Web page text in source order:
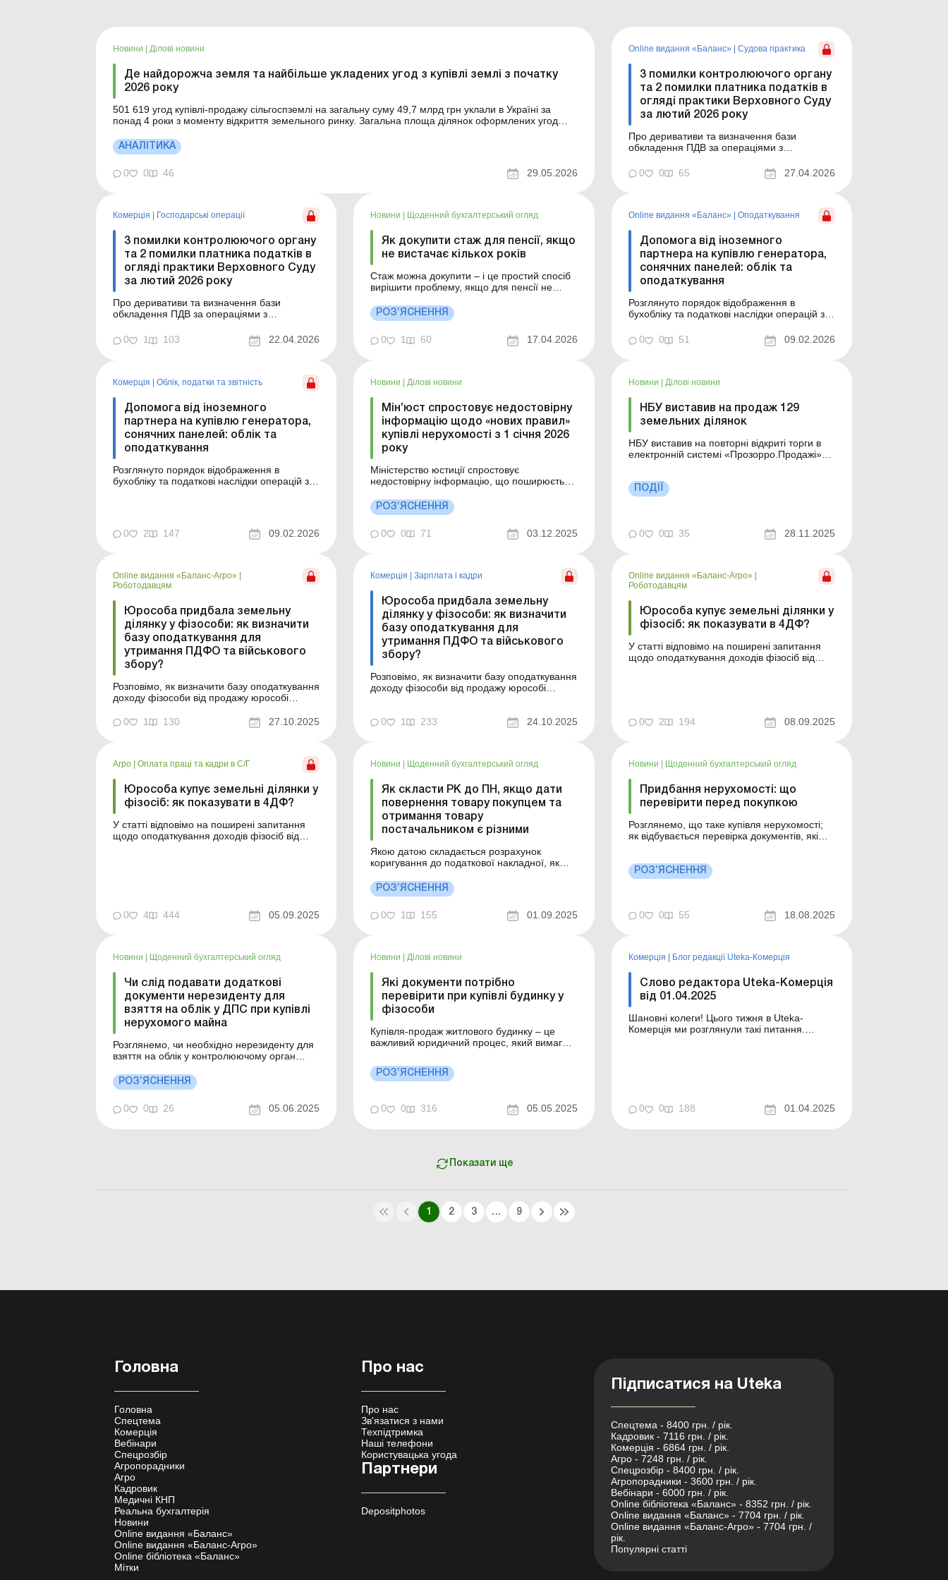
Новини Ділові новини
Де найдорожча земля та найбільше укладених угод з купівлі землі з початку
2026 року
501 619 угод купівлі-продажу сільгоспземлі на загальну суму 49,7 млрд грн уклали в Україні за
понад 4 роки з моменту відкриття земельного ринку. Загальна площа ділянок оформлених угод
нерезиденти: які земельні діл...
АНАЛІТИКА
0 0 46 29.05.2026
Online видання «Баланс» Судова практика
3 помилки контролюючого органу
та 2 помилки платника податків в
огляді практики Верховного Суду
за лютий 2026 року
Про деривативи та визначення бази
обкладення ПДВ за операціями з
законність проведення перевірки на підставі
наказу, у якому відсутні відомості про
читайте в іноді несподіваних висновка...
0 0 65 27.04.2026
Комерція Господарські операції
3 помилки контролюючого органу
та 2 помилки платника податків в
огляді практики Верховного Суду
за лютий 2026 року
Про деривативи та визначення бази
обкладення ПДВ за операціями з
законність проведення перевірки на підставі
наказу, у якому відсутні відомості про
читайте в іноді несподіваних висновках ...
0 1 103 22.04.2026
Новини Щоденний бухгалтерський огляд
Як докупити стаж для пенсії, якщо
не вистачає кількох років
Стаж можна докупити – і це простий спосіб
вирішити проблему, якщо для пенсії не
сплачуєте єдиний внесок на
загальнообов’язкове державне соціальне
страхування за ті періоди, коли не
працювали офіційно, і таким чином додаєте
РОЗ’ЯСНЕННЯ
0 1 60 17.04.2026
Online видання «Баланс» Оподаткування
Допомога від іноземного
партнера на купівлю генератора,
сонячних панелей: облік та
оподаткування
Розглянуто порядок відображення в
бухобліку та податкові наслідки операцій з
фінансової допомоги) на придбання
акумуляторів, генератора, інвертора,
не кожен суб’єкт...
0 0 51 09.02.2026
Комерція | Облік, податки та звiтнiсть
Допомога від іноземного
партнера на купівлю генератора,
сонячних панелей: облік та
оподаткування
Розглянуто порядок відображення в
бухобліку та податкові наслідки операцій з
сонячних панелей, монтажних робіт. На
сьогодні чи не кожен суб’єкт
0 2 147 09.02.2026
Новини | Ділові новини
Мін’юст спростовує недостовірну
інформацію щодо «нових правил»
купівлі нерухомості з 1 січня 2026
року
Міністерство юстиції спростовує
недостовірну інформацію, що поширюється
запровадження нових правил при купівлі
нерухомого майна починаючи з 1 січня
провадить діяльність у своїй квартирі: чи є
РОЗ’ЯСНЕННЯ
0 0 71 03.12.2025
Новини | Ділові новини
НБУ виставив на продаж 129
земельних ділянок
НБУ виставив на повторні відкриті торги в
електронній системі «Прозорро.Продажі»
слід сплатити та як відобразити в бухобліку
Як підготуватися до укладення договору
ПОДІЇ
0 0 35 28.11.2025
Online видання «Баланс-Агро» |
Роботодавцям
Юрособа придбала земельну
ділянку у фізособи: як визначити
базу оподаткування для
утримання ПДФО та військового
збору?
Розповімо, як визначити базу оподаткування
доходу фізособи від продажу юрособі
використовувати як оціночну вартість
ділянки її НГО. Баланс-Агро № 43 від 28
купівлі земельних ділянок у фізосіб виникає
у юросіб під час визначен...
0 1 130 27.10.2025
Комерція | Зарплата і кадри
Юрособа придбала земельну
ділянку у фізособи: як визначити
базу оподаткування для
утримання ПДФО та військового
збору?
Розповімо, як визначити базу оподаткування
доходу фізособи від продажу юрособі
ділянки її НГО. Найбільше запитань у разі
0 1 233 24.10.2025
Online видання «Баланс-Агро» |
Роботодавцям
Юрособа купує земельні ділянки у
фізосіб: як показувати в 4ДФ?
У статті відповімо на поширені запитання
щодо оподаткування доходів фізосіб від
оподаткуван...
0 2 194 08.09.2025
Агро Оплата праці та кадри в С/Г
Юрособа купує земельні ділянки у
фізосіб: як показувати в 4ДФ?
У статті відповімо на поширені запитання
щодо оподаткування доходів фізосіб від
0
4 444 05.09.2025
Новини Щоденний бухгалтерський огляд
Як скласти РК до ПН, якщо дати
повернення товару покупцем та
отримання товару
постачальником є різними
Якою датою складається розрахунок
коригування до податкової накладної, якщо
його отримання постачальником є різними
датами? Більше за темою: Повернення
товару після спливу 1095 днів: облік ПДВ
Повернення товару: коли оформлювати
РОЗ’ЯСНЕННЯ
0 1 155 01.09.2025
Новини Щоденний бухгалтерський огляд
Придбання нерухомості: що
перевірити перед покупкою
Розглянемо, що таке купівля нерухомості;
як відбувається перевірка документів, які
Коли потрібна професійна оцінка для
продажу нерухомості Інвестиційна
РОЗ’ЯСНЕННЯ
0 0 55 18.08.2025
Новини Щоденний бухгалтерський огляд
Чи слід подавати додаткові
документи нерезиденту для
взяття на облік у ДПС при купівлі
нерухомого майна
Розглянемо, чи необхідно нерезиденту для
взяття на облік у контролюючому орган
необхідно нерезиденту для взяття на облік у
контролюючому орган подавати додаткові
документи, окрім тих, що передбачені п. 4.4
розд. IV Порядку обліку платників податків і
РОЗ’ЯСНЕННЯ
0 0 26 05.06.2025
Новини Ділові новини
Які документи потрібно
перевірити при купівлі будинку у
фізособи
Купівля-продаж житлового будинку – це
важливий юридичний процес, який вимагає
Закону від 02.09.1993 № 3425-XII «Про
нотаріат» та чинного Порядку вчинення
відп...
РОЗ’ЯСНЕННЯ
0 0 316 05.05.2025
Комерція Блог редакції Uteka-Комерція
Слово редактора Uteka-Комерція
від 01.04.2025
Шановні колеги! Цього тижня в Uteka-
Комерція ми розглянули такі питання.
0
0 188 01.04.2025
Показати ще
1 2 3 ... 9
Головна
Головна
Спецтема
Комерція
Вебінари
Спецрозбір
Агропорадники
Агро
Кадровик
Медичні КНП
Реальна бухгалтерія
Новини
Online видання «Баланс»
Online видання «Баланс-Агро»
Online бібліотека «Баланс»
Мітки
Про нас
Про нас
Зв'язатися з нами
Техпідтримка
Наші телефони
Користувацька угода
Партнери
Depositphotos
Підписатися на Uteka
Спецтема - 8400 грн. / рік.
Кадровик - 7116 грн. / рік.
Комерція - 6864 грн. / рік.
Агро - 7248 грн. / рік.
Спецрозбір - 8400 грн. / рік.
Агропорадники - 3600 грн. / рік.
Вебінари - 6000 грн. / рік.
Online бібліотека «Баланс» - 8352 грн. / рік.
Online видання «Баланс» - 7704 грн. / рік.
Online видання «Баланс-Агро» - 7704 грн. /
рік.
Популярні статті